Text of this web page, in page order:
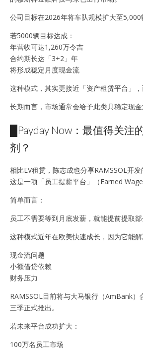
公司目标在2026年将车队规模扩大至5,000
若5000辆目标达成：
年营收可达1,260万令吉
合约期长达「3+2」年
将形成稳定月度现金流
这种模式，其实更接近「资产租赁平台」，
长期而言，市场通常会给予此类具稳定现金
█Payday Now：最值得关注
剂？
相比EV租赁，陈志成也分享RAMSSOL开
这是一项「员工提薪平台」（Earned Wage
简单而言：
员工不需要等到月底发薪，就能提前提取部
这种模式近年在欧美快速成长，因为它能解
现金流问题
小额借贷依赖
财务压力
RAMSSOL目前将与大马银行（AmBank
三季正式推出。
若未来平台成功扩大：
100万名员工市场